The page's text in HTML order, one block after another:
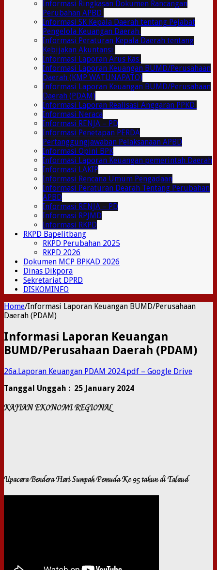
Informasi Ringkasan Dokumen Rancangan
Perubahan APBD
Informasi SK Kepala Daerah tentang Pejabat
Pengelola Keuangan Daerah
Informasi Peraturan Kepala Daerah tentang
Kebijakan Akuntansi
Informasi Laporan Arus Kas
Informasi Laporan Keuangan BUMD/Perusahaan
Daerah (KMP WATUNAPATO)
Informasi Laporan Keuangan BUMD/Perusahaan
Daerah (PDAM)
Informasi Laporan Realisasi Anggaran PPKD
Informasi Neraca
Informasi RENJA – PD
Informasi Penetapan PERDA
Pertanggungjawaban Pelaksanaan APBD
Informasi Opini BPK
Informasi Laporan Keuangan pemerintah Daerah
Informasi LAKIP
Informasi Rencana Umum Pengadaan
Informasi Peraturan Dearah Tentang Perubahan
APBD
Informasi RENJA – PD
Informasi RPJMD
Informasi RKPD
RKPD Bapelitbang
RKPD Perubahan 2025
RKPD 2026
Dokumen MCP BPKAD 2026
Dinas Dikpora
Sekretariat DPRD
DISKOMINFO
Home/Informasi Laporan Keuangan BUMD/Perusahaan
Daerah (PDAM)
Informasi Laporan Keuangan
BUMD/Perusahaan Daerah (PDAM)
26a.Laporan Keuangan PDAM 2024.pdf – Google Drive
Tanggal Unggah : 25 January 2024
KAJIAN EKONOMI REGIONAL
Upacara Bendera Hari Sumpah Pemuda Ke 95 tahun di Talaud